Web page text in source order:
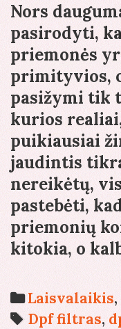
Nors
pasirodyti,
priemonės
primityvios,
pasižymi tik
kurios
puikiausiai
jaudintis
nereikėtų,
pastebėti,
priemonių
kitokia, o
Categories
Laisvalaikis,
Tags
Dpf filtras,